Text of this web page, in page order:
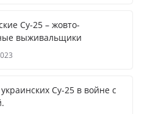
Су-25 – жовто-
выживальщики
Су-25 в войне с